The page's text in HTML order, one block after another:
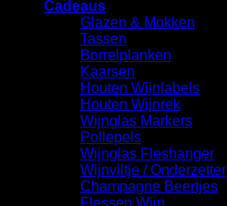
Cadeaus
Glazen & Mokken
Tassen
Borrelplanken
Kaarsen
Houten Wijnlabels
Houten Wijnrek
Wijnglas Markers
Pollepels
Wijnglas Fleshanger
Wijnviltje / Onderzetter
Champagne Beertjes
Flessen Wijn